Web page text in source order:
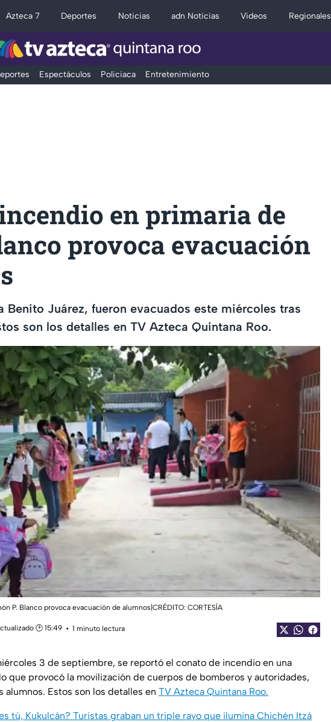
Azteca 7 Deportes Noticias adn Noticias Videos Regionales
Espectáculos Policiaca Entretenimiento
en primaria de
provoca evacuación
Benito Juárez, fueron evacuados este miércoles tras
son los detalles en TV Azteca Quintana Roo.
P. Blanco provoca evacuación de alumnos|CRÉDITO: CORTESÍA
🕑 15:49
1 minuto lectura
3 de septiembre, se reportó el conato de incendio en una
lo que provocó la movilización de cuerpos de bomberos y autoridades,
alumnos. Estos son los detalles en TV Azteca Quintana Roo.
tú, Kukulcán? Turistas graban un triple rayo que ilumina Chichén Itzá